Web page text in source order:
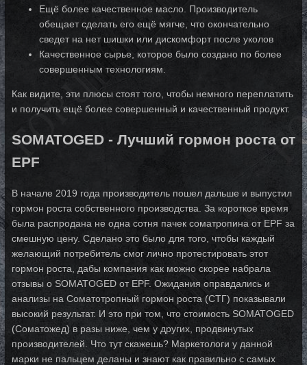
Ещё более качественное масло. Производитель
обещает сделать его ещё мягче, что окончательно
сведет на нет шишки или дискомфорт после уколов
Качественное сырье, которое было создано по более
совершенным технологиям.
Как видите, эти плюсы стоят того, чтобы немного переплатить
и получить ещё более совершенный и качественный продукт.
SOMATOGED - Лучший гормон роста от
EPF
В начале 2019 года производитель пошел дальше и выпустил
гормон роста собственного производства. За короткое время
была распродана не одна сотня пачек соматропина от EPF за
смешную цену. Сделано это было для того, чтобы каждый
желающий потребитель смог лично протестировать этот
гормон роста, дабы компания как можно скорее набрала
отзывы о SOMATOGED от EPF. Ожидания оправдались и
анализы на Соматотропный гормон роста (СТГ) показывали
высокий результат. И это при том, что стоимость SOMATOGED
(Соматожед) в разы ниже, чем у других, продвинутых
производителей. Что тут скажешь? Маркетологи у данной
марки не пальцем деланы и знают как правильно с самых